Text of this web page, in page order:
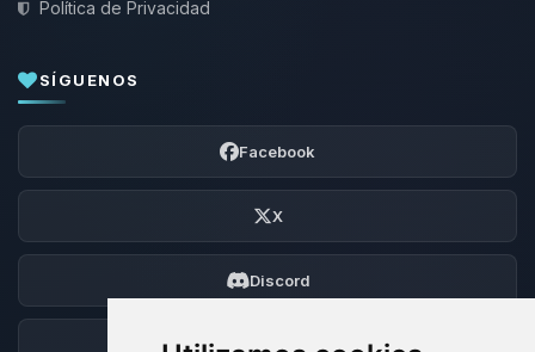
Política de Privacidad
SÍGUENOS
Facebook
X
Discord
Foro